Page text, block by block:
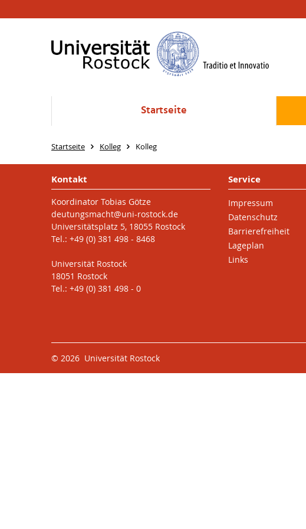
Startseite
Startseite Kolleg Kolleg
Kontakt
Koordinator Tobias Götze
deutungsmacht@uni-rostock.de
Universitätsplatz 5, 18055 Rostock
Tel.: +49 (0) 381 498 - 8468
Universität Rostock
18051 Rostock
Tel.: +49 (0) 381 498 - 0
Service
Impressum
Datenschutz
Barrierefreiheit
Lageplan
Links
© 2026 Universität Rostock